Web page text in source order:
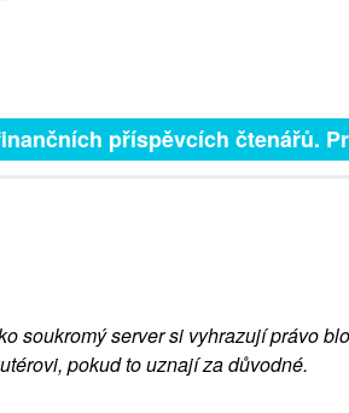
příspěvcích čtenářů.
soukromý server si vyhrazují právo
pokud to uznají za důvodné.